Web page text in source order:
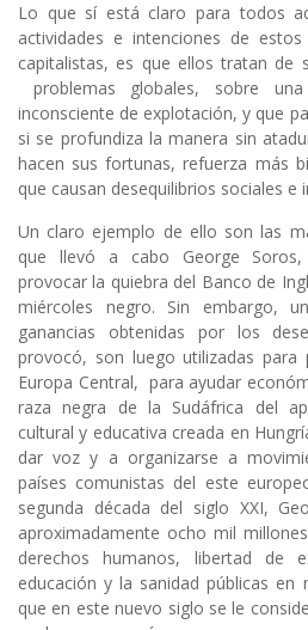
Lo que sí está claro para todos
actividades e intenciones de
capitalistas, es que ellos tratan de
problemas globales, sobre
inconsciente de explotación, y que
si se profundiza la manera sin
hacen sus fortunas, refuerza más
que causan desequilibrios sociales e
Un claro ejemplo de ello son las
que llevó a cabo George
provocar la quiebra del Banco de
miércoles negro. Sin embargo,
ganancias obtenidas por los
provocó, son luego utilizadas para
Europa Central, para ayudar
raza negra de la Sudáfrica del
cultural y educativa creada en
dar voz y a organizarse a
países comunistas del este
segunda década del siglo XXI,
aproximadamente ocho mil
derechos humanos, libertad de
educación y la sanidad públicas
que en este nuevo siglo se le